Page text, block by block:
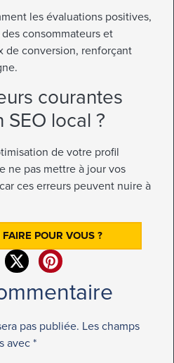
les évaluations positives,
consommateurs et
de conversion, renforçant
courantes
local ?
de votre profil
ne pas mettre à jour vos
ces erreurs peuvent nuire à
POUR VOUS ?
pas publiée. Les champs
avec *